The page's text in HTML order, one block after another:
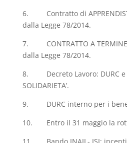
6. Contratto di
dalla Legge 78/2014.
7. CONTRATTO A
dalla Legge 78/2014.
8. Decreto Lavoro: DURC e
SOLIDARIETA’.
9. DURC interno per i
10. Entro il 31 maggio la